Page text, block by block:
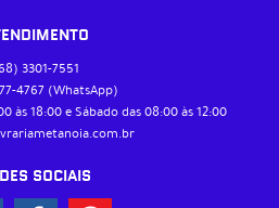
3301-7551
4767 (WhatsApp)
às 18:00 e Sábado das 08:00 às 12:00
SOCIAIS